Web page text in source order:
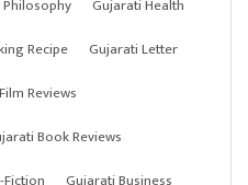
Gujarati Health
Recipe
Gujarati Letter
Reviews
Book Reviews